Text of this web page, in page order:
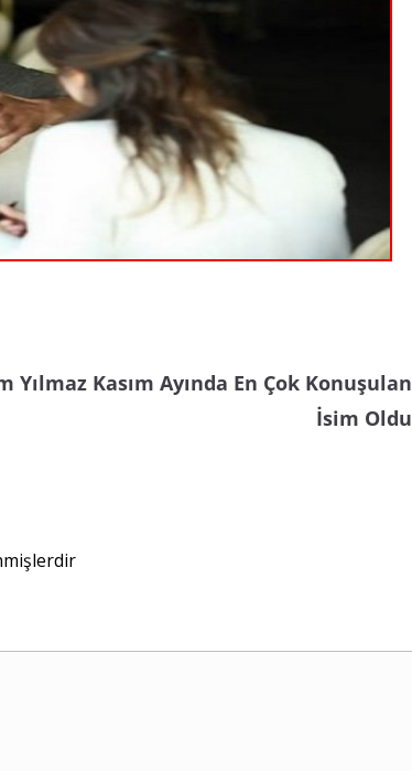
Yılmaz Kasım Ayında En Çok Konuşulan
İsim Oldu